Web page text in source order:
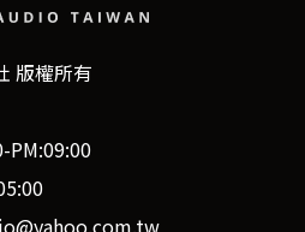
版權所有
PM:09:00